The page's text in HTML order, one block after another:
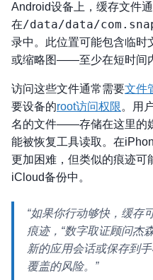
Android设备上，缓存文件
在/data/data/
录中。此位置可能包含临时
或缩略图——至少在短时间
访问这些文件通常需要文件
要设备的root访问权限。用
名的文件——存储在这里的
能被恢复工具读取。在
更加困难，但类似的痕迹可
iCloud备份中。
“如果你行动够快，缓存
痕迹，“数字取证顾问杰
新的应用会话或保存到
覆盖的风险。”